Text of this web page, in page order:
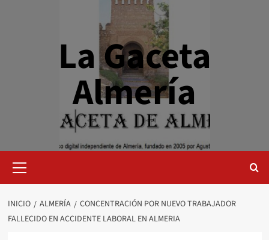
La Gaceta
Almería
primario
INICIO ALMERÍA
CONCENTRACIÓN POR NUEVO TRABAJADOR
FALLECIDO EN ACCIDENTE LABORAL EN ALMERIA